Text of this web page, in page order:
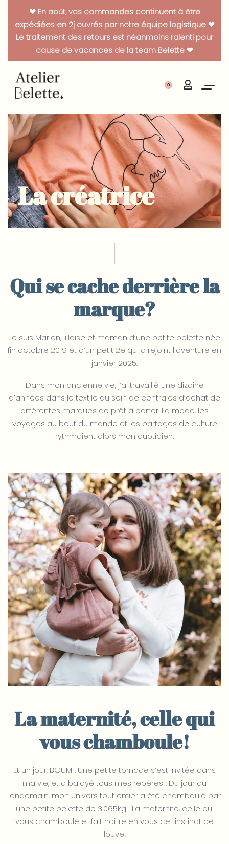
❤ En août, vos commandes continuent à être
expédiées en 2j ouvrés par notre équipe logistique ❤
Le traitement des retours est néanmoins ralenti pour
cause de vacances de la team Belette ❤
0
La créatrice
Qui se cache derrière la
marque?
Je suis Marion, lilloise et maman d’une petite belette née
fin octobre 2019 et d’un petit 2e qui a rejoint l’aventure en
janvier 2025.
Dans mon ancienne vie, j’ai travaillé une dizaine
d’années dans le textile au sein de centrales d’achat de
différentes marques de prêt à porter. La mode, les
voyages au bout du monde et les partages de culture
rythmaient alors mon quotidien.
La maternité, celle qui
vous chamboule!
Et un jour, BOUM ! Une petite tornade s’est invitée dans
ma vie, et a balayé tous mes repères ! Du jour au
lendemain, mon univers tout entier a été chamboulé par
une petite belette de 3.065kg… La maternité, celle qui
vous chamboule et fait naître en vous cet instinct de
louve!
Panneau de gestion des cookies